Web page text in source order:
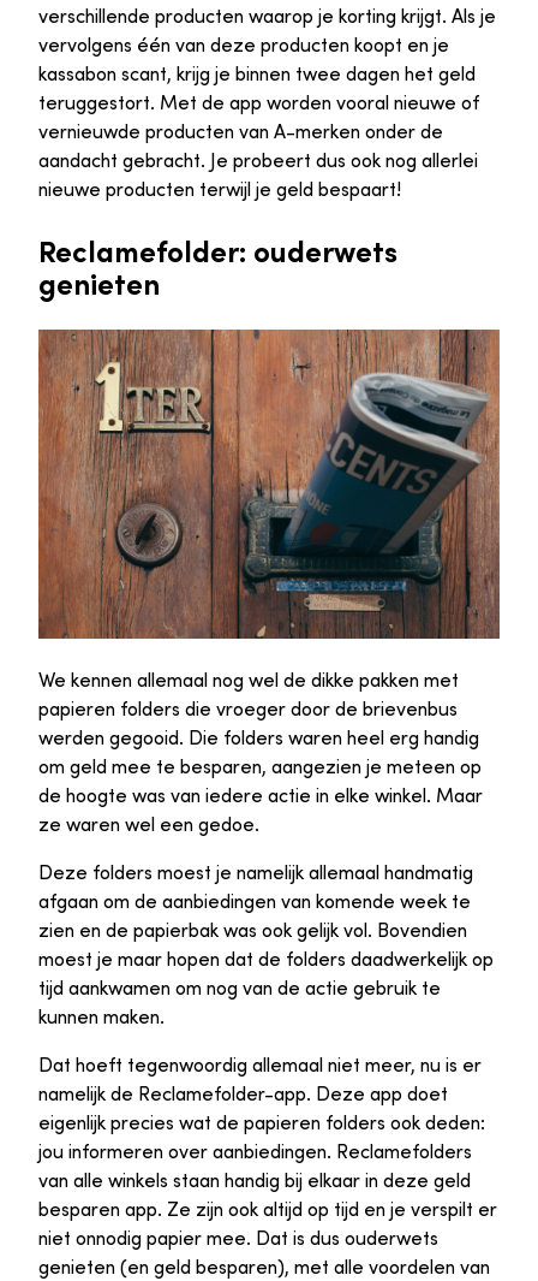
verschillende producten waarop je korting krijgt. Als je
vervolgens één van deze producten koopt en je
kassabon scant, krijg je binnen twee dagen het geld
teruggestort. Met de app worden vooral nieuwe of
vernieuwde producten van A-merken onder de
aandacht gebracht. Je probeert dus ook nog allerlei
nieuwe producten terwijl je geld bespaart!
Reclamefolder: ouderwets
genieten
We kennen allemaal nog wel de dikke pakken met
papieren folders die vroeger door de brievenbus
werden gegooid. Die folders waren heel erg handig
om geld mee te besparen, aangezien je meteen op
de hoogte was van iedere actie in elke winkel. Maar
ze waren wel een gedoe.
Deze folders moest je namelijk allemaal handmatig
afgaan om de aanbiedingen van komende week te
zien en de papierbak was ook gelijk vol. Bovendien
moest je maar hopen dat de folders daadwerkelijk op
tijd aankwamen om nog van de actie gebruik te
kunnen maken.
Dat hoeft tegenwoordig allemaal niet meer, nu is er
namelijk de Reclamefolder-app. Deze app doet
eigenlijk precies wat de papieren folders ook deden:
jou informeren over aanbiedingen. Reclamefolders
van alle winkels staan handig bij elkaar in deze geld
besparen app. Ze zijn ook altijd op tijd en je verspilt er
niet onnodig papier mee. Dat is dus ouderwets
genieten (en geld besparen), met alle voordelen van